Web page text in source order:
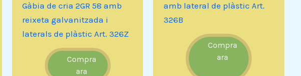
Gàbia de cria 2GR 58 amb
reixeta galvanitzada i
laterals de plàstic Art. 326Z
Compra
ara
amb lateral de plàstic Art.
326B
Compra
ara